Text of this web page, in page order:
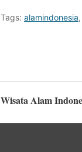
Tags: alamindonesia,
Wisata Alam